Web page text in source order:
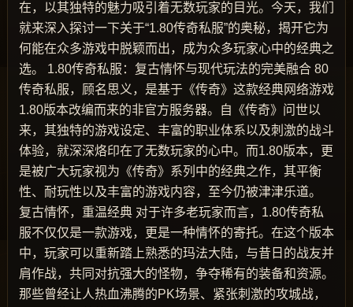
在，以其独特的魅力吸引着无数玩家的目光。今天，我们
就来深入探讨一下关于“1.80传奇私服”的奥秘，揭开它为
何能在众多游戏中脱颖而出，成为众多玩家心中的经典之
选。 1.80传奇私服：复古情怀与现代玩法的完美融合 80
传奇私服，顾名思义，是基于《传奇》这款经典网络游戏
1.80版本改编而来的非官方服务器。自《传奇》问世以
来，其独特的游戏设定、丰富的职业体系以及刺激的战斗
体验，就深深烙印在了无数玩家的心中。而1.80版本，更
是被广大玩家视为《传奇》系列中的经典之作，其平衡
性、耐玩性以及丰富的游戏内容，至今仍被津津乐道。
复古情怀，重温经典 对于许多老玩家而言，1.80传奇私
服不仅仅是一款游戏，更是一种情怀的寄托。在这个版本
中，玩家可以重新踏上熟悉的玛法大陆，与昔日的战友并
肩作战，共同对抗强大的怪物，争夺稀有的装备和资源。
那些曾经让人热血沸腾的PK场景、紧张刺激的攻城战，